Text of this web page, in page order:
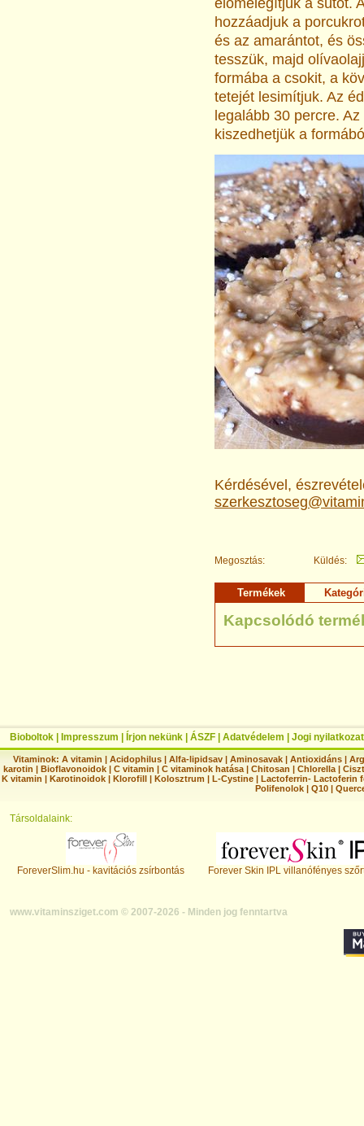
előmelegítjük a sütőt.
hozzáadjuk a
és az amarántot, és
tesszük, majd
formába a csokit, a
tetejét lesimítjuk. Az
legalább 30 percre.
kiszedhetjük a
Kérdésével,
Megosztás: Küldés:
Termékek
Kapcsolódó
Bioboltok Impresszum Írjon nekünk ÁSZF Adatvédelem Jogi nyilatkozat
Vitaminok: A vitamin |Acidophilus |Alfa-lipidsav |Aminosavak |Antioxidáns |
karotin | Bioflavonoidok | C vitamin | C vitaminok hatása | Chitosan | Chlorella |
K vitamin | Karotinoidok | Klorofill | Kolosztrum | L-Cystine | Lactoferrin- Lactoferin
Polifenolok |Q10 |
Társoldalaink:
ForeverSlim.hu - kavitációs zsírbontás Forever Skin IPL villanófényes
www.vitaminsziget.com © 2007-2026 - Minden jog fenntartva